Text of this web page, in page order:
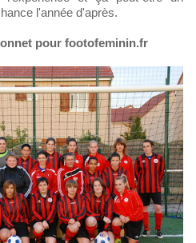
l'année d'après.
pour footofeminin.fr